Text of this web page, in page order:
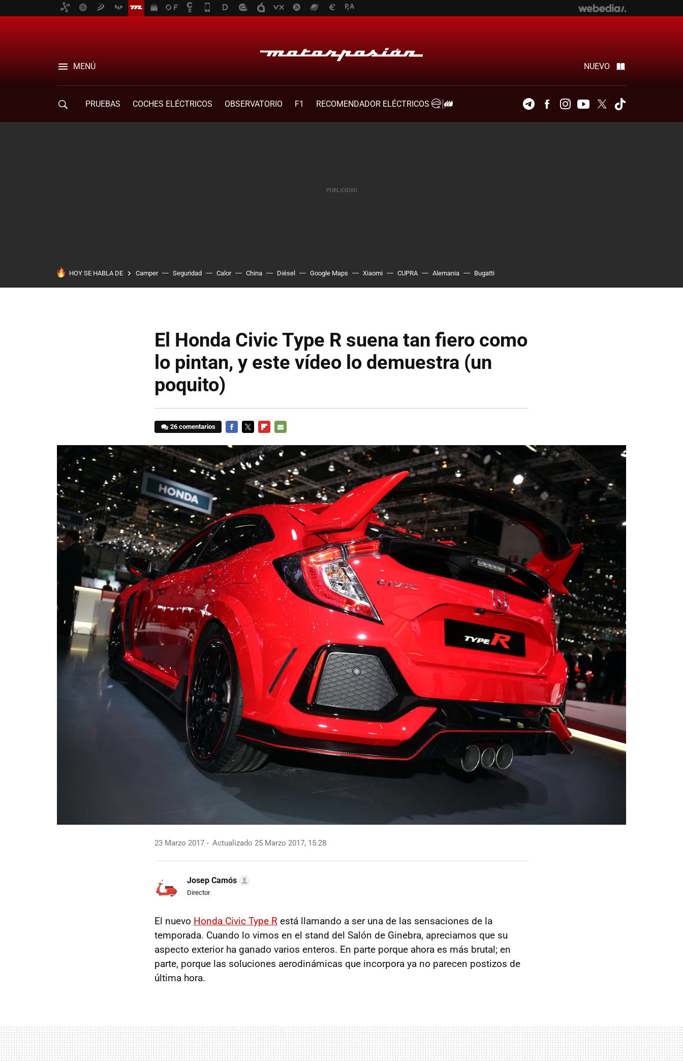
MENÚ NUEVO
PRUEBAS COCHES ELÉCTRICOS OBSERVATORIO F1
RECOMENDADOR ELÉCTRICOS
TelegramFacebookInstagramYoutubeTwitter
HOY SE HABLA DE Camper Seguridad Calor China Diésel Google Maps Xiaomi CUPRA Alemania Bugatti
El Honda Civic Type R suena tan fiero como
lo pintan, y este vídeo lo demuestra (un
poquito)
26 comentarios
MAIL
23 Marzo 2017 Actualizado 25 Marzo 2017, 15:28
Josep Camós
Director
El nuevo Honda Civic Type R está llamando a ser una de las sensaciones de la
temporada. Cuando lo vimos en el stand del Salón de Ginebra, apreciamos que su
aspecto exterior ha ganado varios enteros. En parte porque ahora es más brutal; en
parte, porque las soluciones aerodinámicas que incorpora ya no parecen postizos de
última hora.